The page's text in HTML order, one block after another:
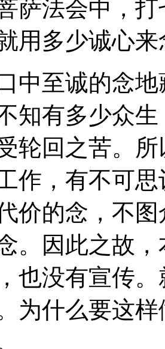
萨法会中，
用多少诚心
至诚的念地
知有多少众
轮回之苦。
作，有不可
价的念，不
。因此之故
也没有宣传
为什么要这